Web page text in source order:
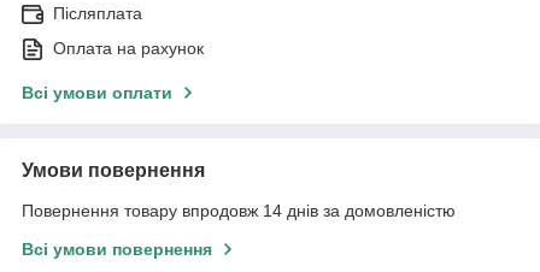
Післяплата
Оплата на рахунок
Всі умови оплати
Умови повернення
Повернення товару впродовж 14 днів за домовленістю
Всі умови повернення